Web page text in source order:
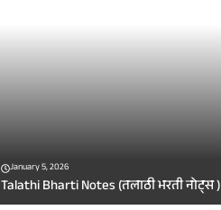
January 5, 2026
Talathi Bharti Notes (तलाठी भरती नोट्स )